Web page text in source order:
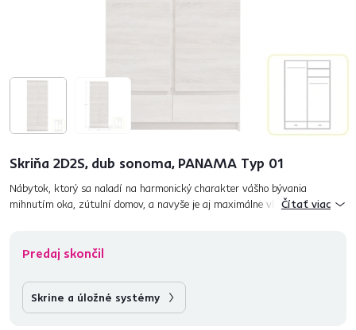
Skriňa 2D2S, dub sonoma, PANAMA Typ 01
Nábytok, ktorý sa naladí na harmonický charakter vášho bývania
mihnutím oka, zútulní domov, a navyše je aj maximálne vkusný? To môže
Čítať viac
Predaj skončil
Skrine a úložné systémy